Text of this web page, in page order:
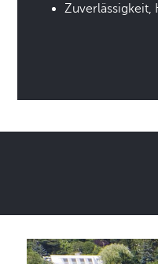
Zuverlässigkeit,